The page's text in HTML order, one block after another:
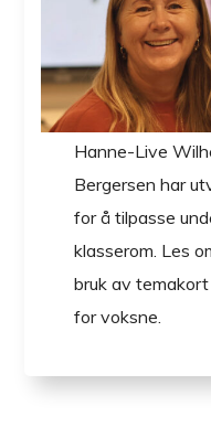
Hanne-Live
Bergersen har
for å tilpasse
klasserom. Les
bruk av
for voksne.